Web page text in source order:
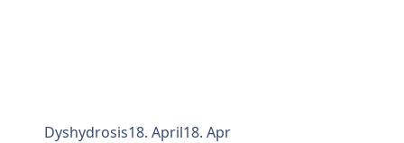
Dyshydrosis18. April18. Apr